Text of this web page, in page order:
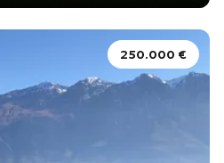
250.000 €